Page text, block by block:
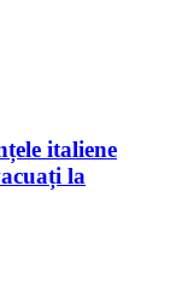
italiene
la